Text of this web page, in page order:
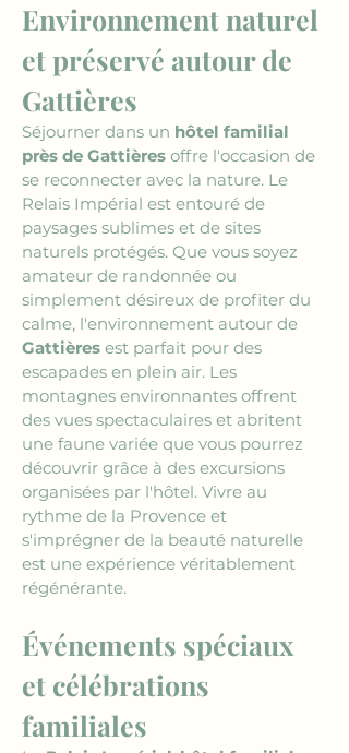
Environnement naturel
et préservé autour de
Gattières
Séjourner dans un hôtel familial
près de Gattières offre l'occasion de
se reconnecter avec la nature. Le
Relais Impérial est entouré de
paysages sublimes et de sites
naturels protégés. Que vous soyez
amateur de randonnée ou
simplement désireux de profiter du
calme, l'environnement autour de
Gattières est parfait pour des
escapades en plein air. Les
montagnes environnantes offrent
des vues spectaculaires et abritent
une faune variée que vous pourrez
découvrir grâce à des excursions
organisées par l'hôtel. Vivre au
rythme de la Provence et
s'imprégner de la beauté naturelle
est une expérience véritablement
régénérante.
Événements spéciaux
et célébrations
familiales